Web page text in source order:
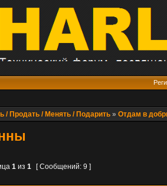
/ Продать / Менять / Подарить » Отдам в
1 из 1
[ Сообщений: 9 ]